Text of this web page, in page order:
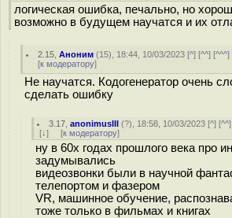
логическая ошибка, печально, но
возможно в будущем научатся и их
2.15 ,Аноним (15), 18:44, 10/03/2023 [^] [^^] [^^^]
[к модератору]
Не научатся. Кодогенератор очень
сделать ошибку
3.17 ,anonimusIII (?), 18:58, 10/03/2023 [^] [^^
[↓] [к модератору]
ну в 60х годах прошлого века про
задумывались
видеозвонки были в научной
телепортом и фазером
VR, машинное обучение,
тоже только в фильмах и книгах